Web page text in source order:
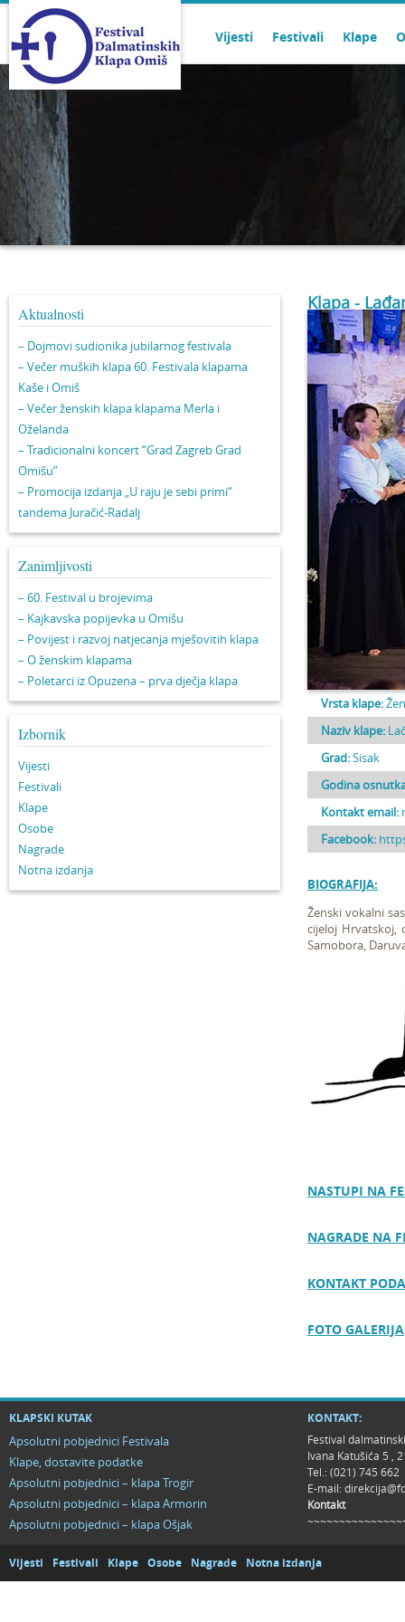
Vijesti Festivali Klape
Aktualnosti
– Dojmovi sudionika jubilarnog festivala
– Večer muških klapa 60. Festivala klapama
Kaše i Omiš
– Večer ženskih klapa klapama Merla i
Oželanda
– Tradicionalni koncert “Grad Zagreb Grad
Omišu”
– Promocija izdanja „U raju je sebi primi“
tandema Juračić-Radalj
Zanimljivosti
– 60. Festival u brojevima
– Kajkavska popijevka u Omišu
– Povijest i razvoj natjecanja mješovitih klapa
– O ženskim klapama
– Poletarci iz Opuzena – prva dječja klapa
Izbornik
Vijesti
Festivali
Klape
Osobe
Nagrade
Notna izdanja
Klapa -
Vrsta klape:
Naziv klape:
Grad:Sisak
Godina
Kontakt email:
Facebook:
BIOGRAFIJA:
Ženski vokalni
cijeloj Hrvatskoj,
Samobora,
NASTUPI NA
NAGRADE NA
KONTAKT
FOTO GALERIJA
KLAPSKI KUTAK
Apsolutni pobjednici Festivala
Klape, dostavite podatke
Apsolutni pobjednici – klapa Trogir
Apsolutni pobjednici – klapa Armorin
Apsolutni pobjednici – klapa Ošjak
KONTAKT:
Festival
Ivana Katušića 5 ,
Tel.: (021) 745 662
E-mail:
Kontakt
Vijesti Festivali Klape Osobe Nagrade Notna izdanja